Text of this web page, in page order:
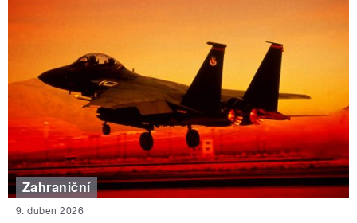
Zahraniční
9. duben 2026